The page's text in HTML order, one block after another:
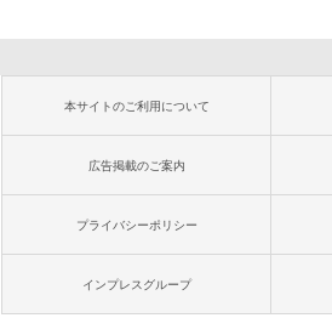
本サイトのご利用について
広告掲載のご案内
プライバシーポリシー
インプレスグループ